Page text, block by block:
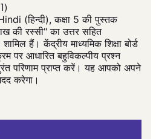
(हिन्दी), कक्षा 5 की पुस्तक
की रस्सी" का उत्तर सहित
हैं। केंद्रीय माध्यमिक शिक्षा बोर्ड
पर आधारित बहुविकल्पीय प्रश्न
परिणाम प्राप्त करें। यह आपको अपने
करेगा।